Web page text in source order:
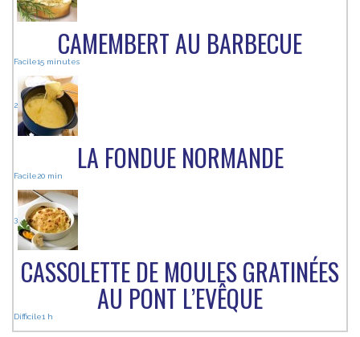
CAMEMBERT AU BARBECUE
Facile15 minutes
2
LA FONDUE NORMANDE
Facile20 min
3
CASSOLETTE DE MOULES GRATINÉES
AU PONT L’EVÊQUE
Difficile1 h